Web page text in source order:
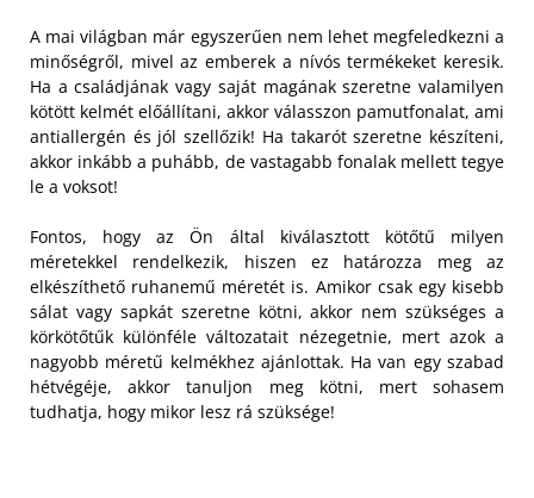
A mai világban már egyszerűen nem lehet megfeledkezni a
minőségről, mivel az emberek a nívós termékeket keresik.
Ha a családjának vagy saját magának szeretne valamilyen
kötött kelmét előállítani, akkor válasszon pamutfonalat, ami
antiallergén és jól szellőzik! Ha takarót szeretne készíteni,
akkor inkább a puhább, de vastagabb fonalak mellett tegye
le a voksot!
Fontos, hogy az Ön által kiválasztott kötőtű milyen
méretekkel rendelkezik, hiszen ez határozza meg az
elkészíthető ruhanemű méretét is. Amikor csak egy kisebb
sálat vagy sapkát szeretne kötni, akkor nem szükséges a
körkötőtűk különféle változatait nézegetnie, mert azok a
nagyobb méretű kelmékhez ajánlottak. Ha van egy szabad
hétvégéje, akkor tanuljon meg kötni, mert sohasem
tudhatja, hogy mikor lesz rá szüksége!